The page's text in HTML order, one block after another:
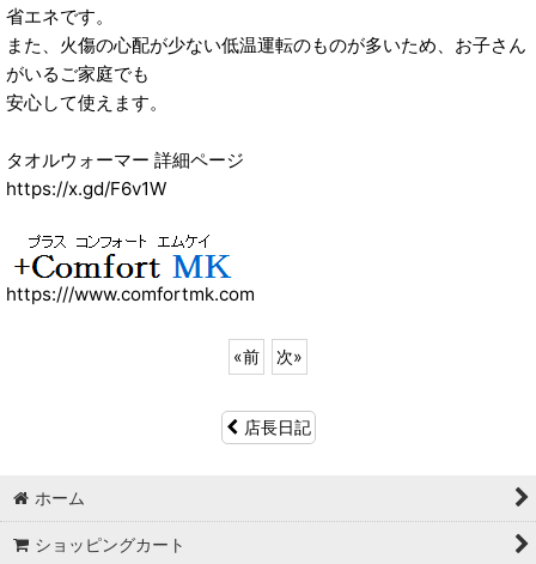
省エネです。
また、火傷の心配が少ない低温運転のものが多いため、お子さん
がいるご家庭でも
安心して使えます。
タオルウォーマー 詳細ページ
https://x.gd/F6v1W
https:///www.comfortmk.com
«前 次»
店長日記
ホーム
ショッピングカート